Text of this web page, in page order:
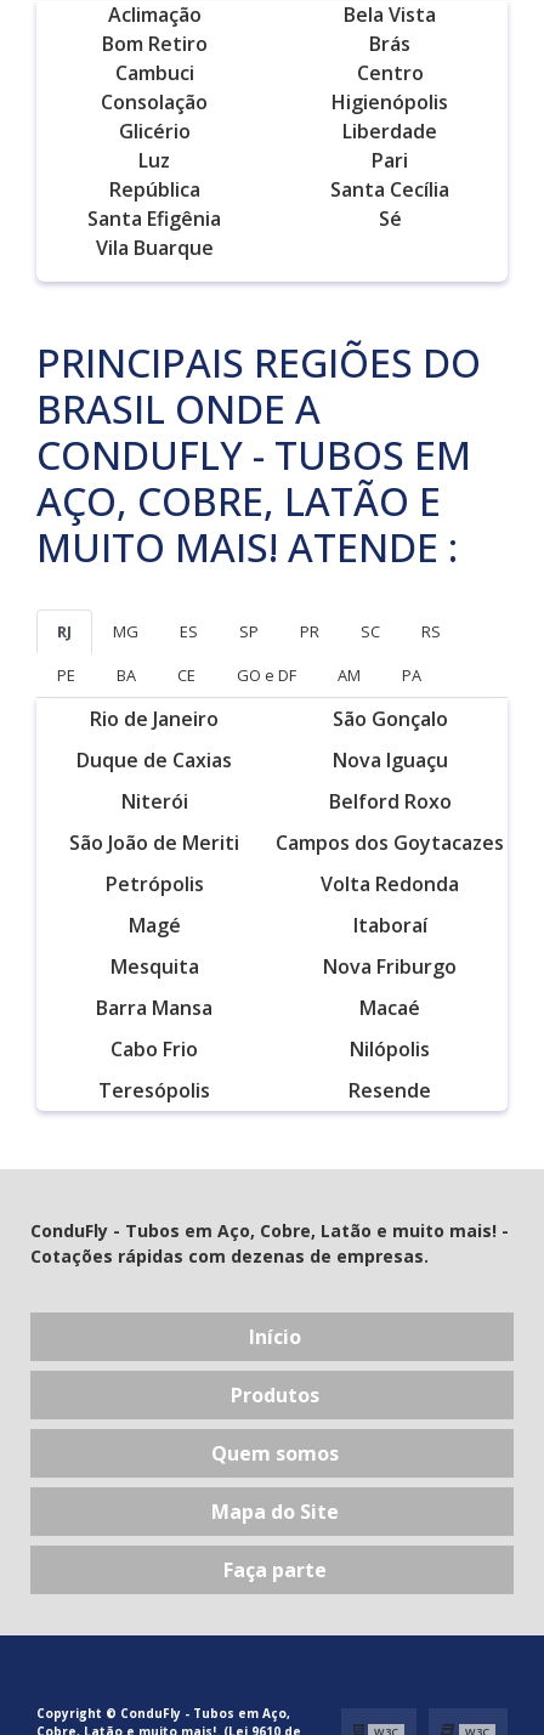
Aclimação
Bela Vista
Bom Retiro
Brás
Cambuci
Centro
Consolação
Higienópolis
Glicério
Liberdade
Luz
Pari
República
Santa Cecília
Santa Efigênia
Sé
Vila Buarque
PRINCIPAIS REGIÕES DO
BRASIL ONDE A
CONDUFLY - TUBOS EM
AÇO, COBRE, LATÃO E
MUITO MAIS! ATENDE :
RJ MG ES SP PR SC
RS
PE
BA CE GO e DF AM PA
Rio de Janeiro
São Gonçalo
Duque de Caxias
Nova Iguaçu
Niterói
Belford Roxo
São João de Meriti
Campos dos Goytacazes
Petrópolis
Volta Redonda
Magé
Itaboraí
Mesquita
Nova Friburgo
Barra Mansa
Macaé
Cabo Frio
Nilópolis
Teresópolis
Resende
ConduFly - Tubos em Aço, Cobre, Latão e muito mais! -
Cotações rápidas com dezenas de empresas.
Início
Produtos
Quem somos
Mapa do Site
Faça parte
Copyright © ConduFly - Tubos em Aço,
Cobre, Latão e muito mais!. (Lei 9610 de